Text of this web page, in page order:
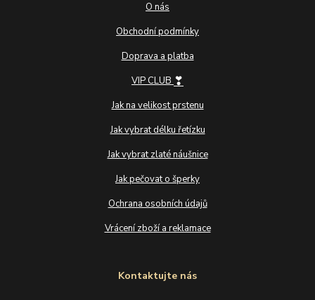
O nás
Obchodní podmínky
Doprava a platba
VIP CLUB ❣
Jak na velikost prstenu
Jak vybrat délku řetízku
Jak vybrat zlaté náušnice
Jak pečovat o šperky
Ochrana osobních údajů
Vrácení zboží a reklamace
Kontaktujte nás